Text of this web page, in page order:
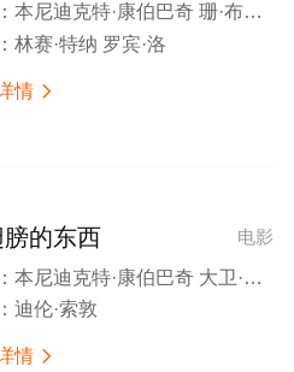
本尼迪克特·康伯巴奇 珊·布鲁克 里奥·比尔 塞伦·希德 吉姆·诺顿 卡尔·约翰逊 寇布勒·霍尔德布鲁克-史密斯 马修·斯蒂尔 迪雯·亨利 巴里·艾尔德 鲁阿里·科纳汉 鲁迪·达马林加姆 莫拉格·席勒 谢尔戈·瓦雷斯 科林·黑格
林赛·特纳 罗宾·洛
情 
电影
的东西
本尼迪克特·康伯巴奇 大卫·休里斯 萨姆·斯普卢尔 杰西·卡芙 雯叶特·罗宾逊 蒂姆· 普莱斯特 里奥·比尔 亚当·巴兹尔 加里·库珀 埃里克·兰帕特 皮埃尔·伯格曼 麦克斯·波特 德万内·沃尔科特 乔基姆·斯卡利 Lesley Molony Nandi Bhebhe Rimca Karmakar Matthew John Wright 亨利·博克索尔 理查德·博克索尔
迪伦·索敦
情 